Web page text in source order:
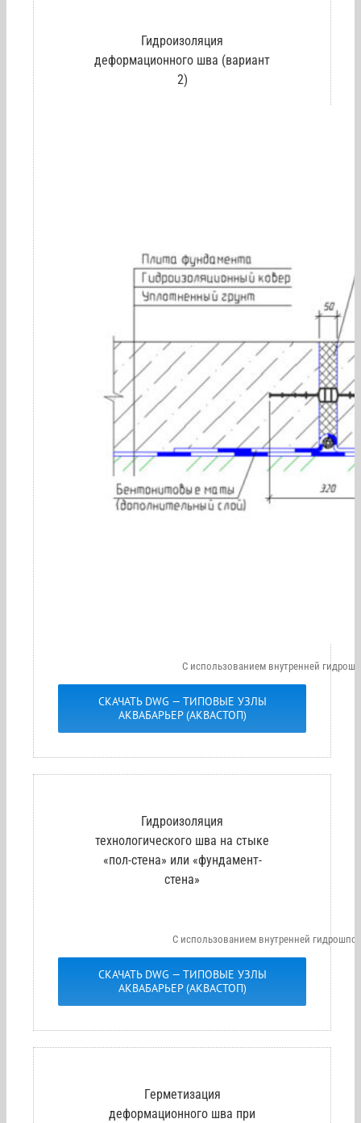
Гидроизоляция
деформационного шва (вариант
2)
С использованием внутренней
СКАЧАТЬ DWG — ТИПОВЫЕ УЗЛЫ
АКВАБАРЬЕР (АКВАСТОП)
Гидроизоляция
технологического шва на стыке
«пол-стена» или «фундамент-
стена»
С использованием внутренней
СКАЧАТЬ DWG — ТИПОВЫЕ УЗЛЫ
АКВАБАРЬЕР (АКВАСТОП)
Герметизация
деформационного шва при